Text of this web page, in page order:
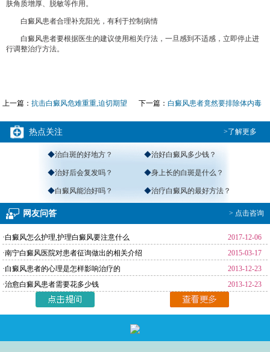
肤角质增厚、脱敏等作用。
白癜风患者合理补充阳光，有利于控制病情
白癜风患者要根据医生的建议使用相关疗法，一旦感到不适感，立即停止进
行调整治疗方法。
上一篇：抗击白癜风危难重重,迫切期望
下一篇： 白癜风患者竟然要排除体内毒
热点关注 >了解更多
◆治白斑的好地方？ ◆治好白癜风多少钱？
◆治好后会复发吗？ ◆身上长的白斑是什么？
◆白癜风能治好吗？ ◆治疗白癜风的最好方法？
网友问答 > 点击咨询
·白癜风怎么护理,护理白癜风要注意什么
2017-12-06
·南宁白癜风医院对患者征询做出的相关介绍
2015-03-17
·白癜风患者的心理是怎样影响治疗的
2013-12-23
·治愈白癜风患者需要花多少钱
2013-12-23
免费通话